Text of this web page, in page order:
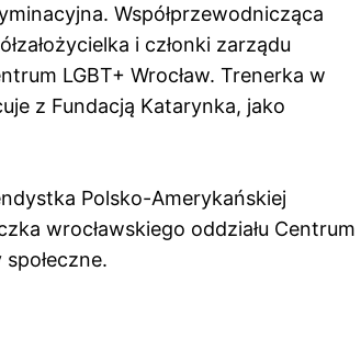
Współprzewodnicząca
i członki zarządu
LGBT+ Wrocław. Trenerka w
z Fundacją Katarynka, jako
Polsko-Amerykańskiej
wrocławskiego oddziału Centrum